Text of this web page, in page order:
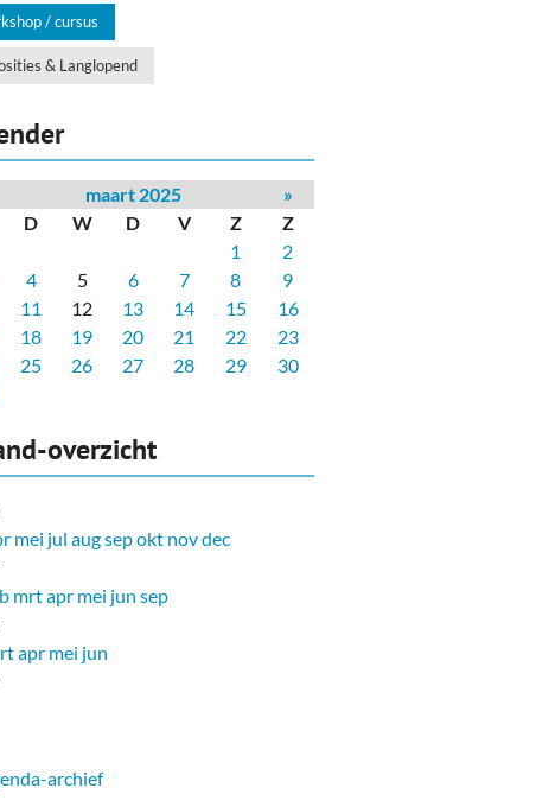
/ cursus
& Langlopend
maart 2025
»
D W D V Z
Z
1
2
4 5 6 7 8
9
11 12 13 14 15
16
18 19 20 21 22
23
25 26 27 28 29
30
overzicht
mei jul augsepokt novdec
mrtapr mei jun sep
apr mei jun
archief